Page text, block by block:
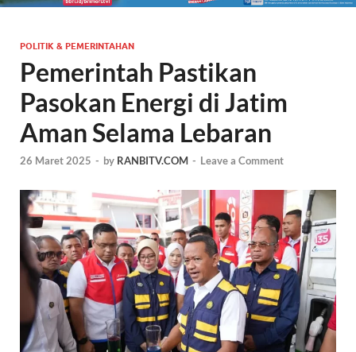
POLITIK & PEMERINTAHAN
Pemerintah Pastikan
Pasokan Energi di Jatim
Aman Selama Lebaran
26 Maret 2025 - by RANBITV.COM - Leave a Comment